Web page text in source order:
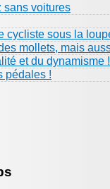
sans voitures
cycliste sous la
mollets, mais
et du dynamisme !
pédales !